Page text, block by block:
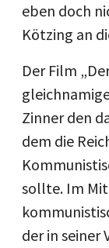
eben doch
Kötzing an
Der Film
Zinner den
dem die
sollte. Im
der in seiner